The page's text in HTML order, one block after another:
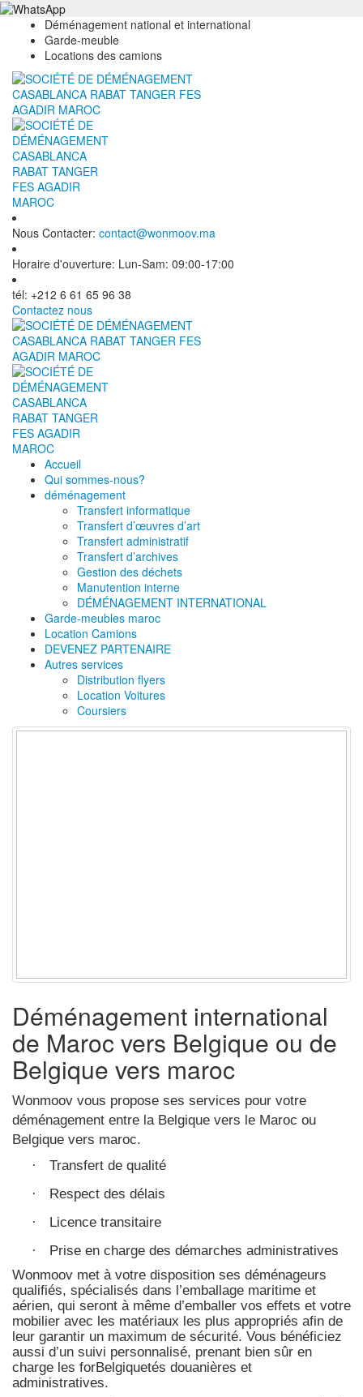
Déménagement national et international
Garde-meuble
Locations des camions
Nous Contacter: contact@wonmoov.ma
Horaire d'ouverture: Lun-Sam: 09:00-17:00
tél: +212 6 61 65 96 38
Contactez nous
Accueil
Qui sommes-nous?
déménagement
Transfert informatique
Transfert d’œuvres d’art
Transfert administratif
Transfert d’archives
Gestion des déchets
Manutention interne
DÉMÉNAGEMENT INTERNATIONAL
Garde-meubles maroc
Location Camions
DEVENEZ PARTENAIRE
Autres services
Distribution flyers
Location Voitures
Coursiers
Déménagement international
de Maroc vers Belgique ou de
Belgique vers maroc
Wonmoov vous propose ses services pour votre
déménagement entre la Belgique vers le Maroc ou
Belgique vers maroc.
· Transfert de qualité
· Respect des délais
· Licence transitaire
·
Prise en charge des démarches administratives
Wonmoov met à votre disposition ses déménageurs
qualifiés, spécialisés dans l’emballage maritime et
aérien, qui seront à même d’emballer vos effets et votre
mobilier avec les matériaux les plus appropriés afin de
leur garantir un maximum de sécurité. Vous bénéficiez
aussi d’un suivi personnalisé, prenant bien sûr en
charge les forBelgiquetés douanières et
administratives.